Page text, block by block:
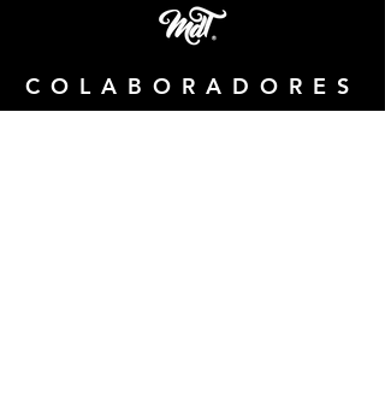
COLABORADORES